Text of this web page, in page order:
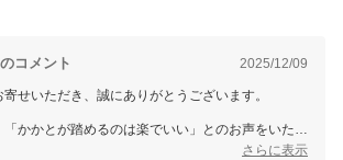
コメント 2025/12/09
寄せいただき、誠にありがとうございます。
「かかとが踏めるのは楽でいい」とのお声をいただ
ただけている様子が伝わり嬉しく思います。さらに表示